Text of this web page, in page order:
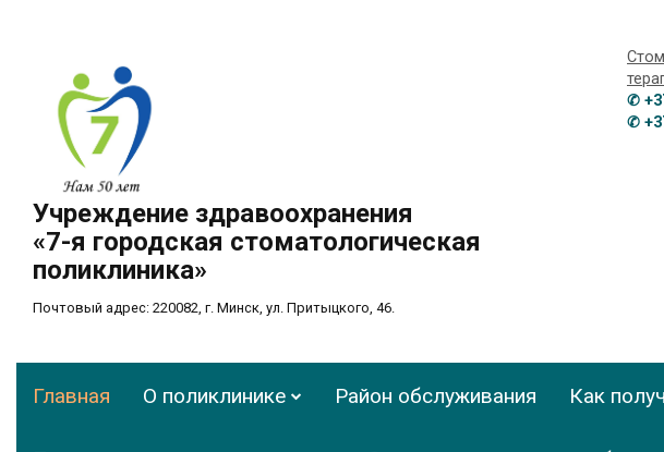
Учреждение здравоохранения
«7-я городская стоматологическая
поликлиника»
Почтовый адрес: 220082, г. Минск, ул. Притыцкого, 46.
✆
✆
Главная О поликлинике Район обслуживания Как